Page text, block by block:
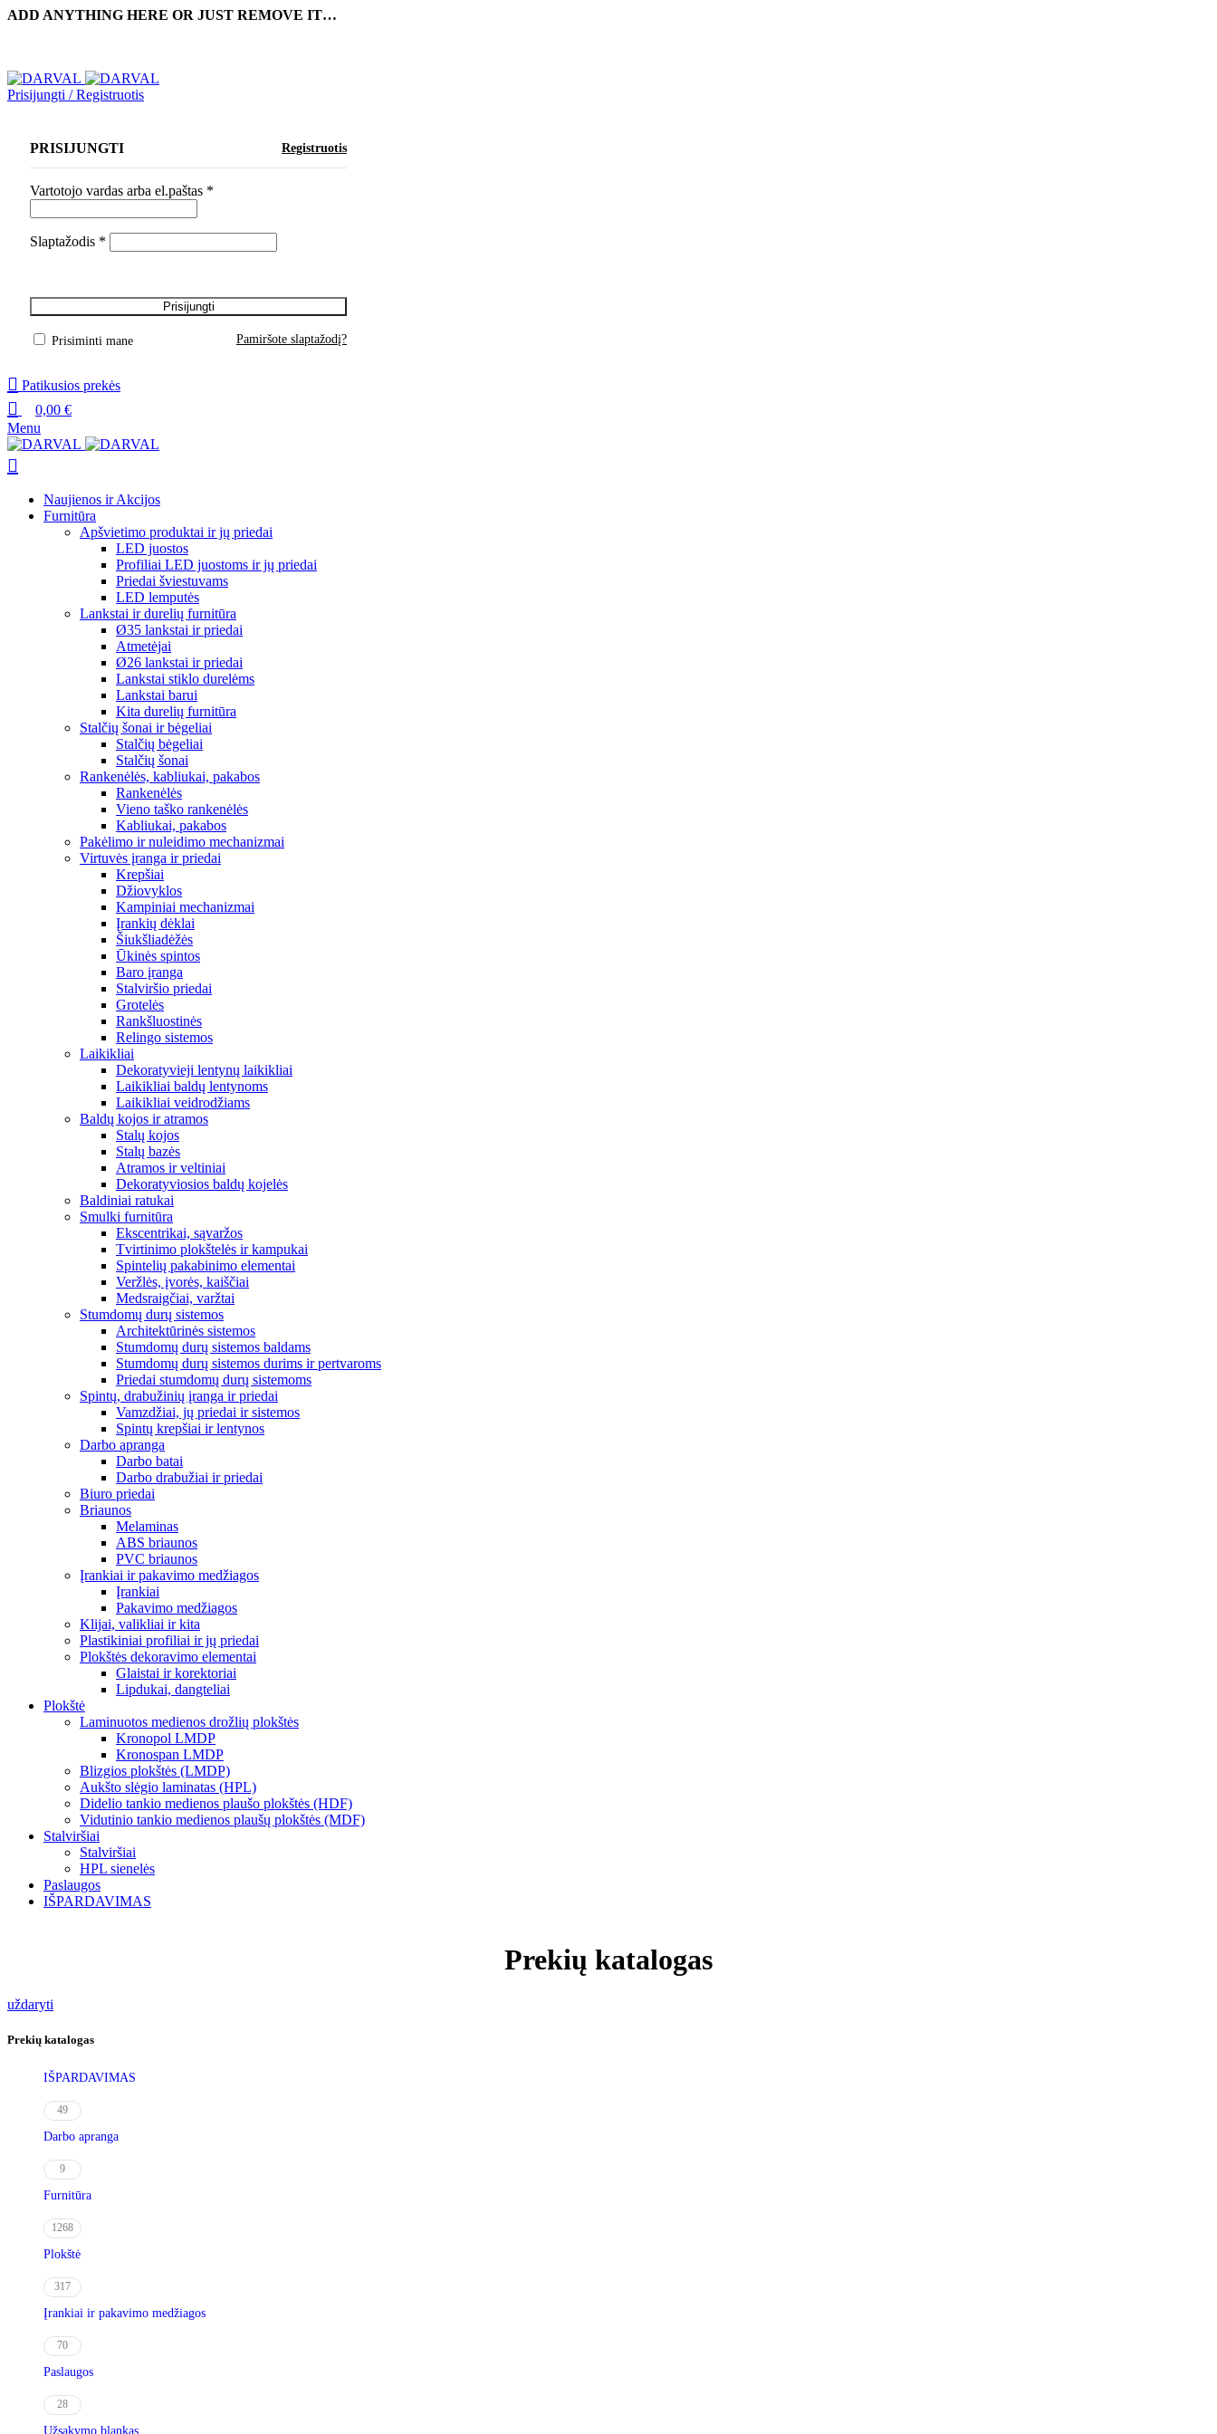
ADD ANYTHING HERE OR JUST REMOVE IT…
Prisijungti / Registruotis
PRISIJUNGTI Registruotis
Vartotojo vardas arba el.paštas *
Slaptažodis *
Prisijungti
Pamiršote slaptažodį?
Prisiminti mane
Patikusios prekės
0,00 €
Menu
Naujienos ir Akcijos
Furnitūra
Apšvietimo produktai ir jų priedai
LED juostos
Profiliai LED juostoms ir jų priedai
Priedai šviestuvams
LED lemputės
Lankstai ir durelių furnitūra
Ø35 lankstai ir priedai
Atmetėjai
Ø26 lankstai ir priedai
Lankstai stiklo durelėms
Lankstai barui
Kita durelių furnitūra
Stalčių šonai ir bėgeliai
Stalčių bėgeliai
Stalčių šonai
Rankenėlės, kabliukai, pakabos
Rankenėlės
Vieno taško rankenėlės
Kabliukai, pakabos
Pakėlimo ir nuleidimo mechanizmai
Virtuvės įranga ir priedai
Krepšiai
Džiovyklos
Kampiniai mechanizmai
Įrankių dėklai
Šiukšliadėžės
Ūkinės spintos
Baro įranga
Stalviršio priedai
Grotelės
Rankšluostinės
Relingo sistemos
Laikikliai
Dekoratyvieji lentynų laikikliai
Laikikliai baldų lentynoms
Laikikliai veidrodžiams
Baldų kojos ir atramos
Stalų kojos
Stalų bazės
Atramos ir veltiniai
Dekoratyviosios baldų kojelės
Baldiniai ratukai
Smulki furnitūra
Ekscentrikai, sąvaržos
Tvirtinimo plokštelės ir kampukai
Spintelių pakabinimo elementai
Veržlės, įvorės, kaiščiai
Medsraigčiai, varžtai
Stumdomų durų sistemos
Architektūrinės sistemos
Stumdomų durų sistemos baldams
Stumdomų durų sistemos durims ir pertvaroms
Priedai stumdomų durų sistemoms
Spintų, drabužinių įranga ir priedai
Vamzdžiai, jų priedai ir sistemos
Spintų krepšiai ir lentynos
Darbo apranga
Darbo batai
Darbo drabužiai ir priedai
Biuro priedai
Briaunos
Melaminas
ABS briaunos
PVC briaunos
Įrankiai ir pakavimo medžiagos
Įrankiai
Pakavimo medžiagos
Klijai, valikliai ir kita
Plastikiniai profiliai ir jų priedai
Plokštės dekoravimo elementai
Glaistai ir korektoriai
Lipdukai, dangteliai
Plokštė
Laminuotos medienos drožlių plokštės
Kronopol LMDP
Kronospan LMDP
Blizgios plokštės (LMDP)
Aukšto slėgio laminatas (HPL)
Didelio tankio medienos plaušo plokštės (HDF)
Vidutinio tankio medienos plaušų plokštės (MDF)
Stalviršiai
Stalviršiai
HPL sienelės
Paslaugos
IŠPARDAVIMAS
Prekių katalogas
uždaryti
Prekių katalogas
IŠPARDAVIMAS
49
Darbo apranga
9
Furnitūra
1268
Plokštė
317
Įrankiai ir pakavimo medžiagos
70
Paslaugos
28
Užsakymo blankas